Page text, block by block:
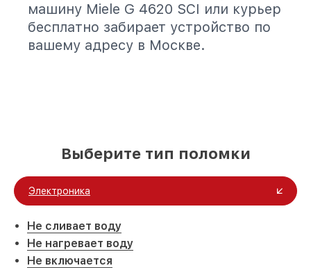
машину Miele G 4620 SCI или курьер
бесплатно забирает устройство по
вашему адресу в Москве.
Выберите тип поломки
Электроника
Не сливает воду
Не нагревает воду
Не включается